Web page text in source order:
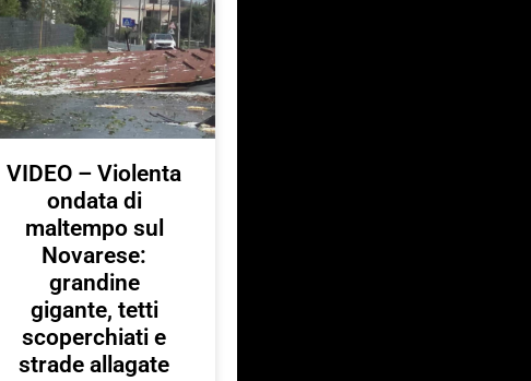
VIDEO – Violenta
ondata di
maltempo sul
Novarese:
grandine
gigante, tetti
scoperchiati e
strade allagate